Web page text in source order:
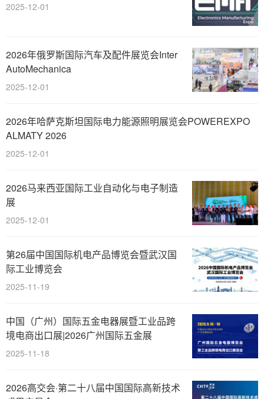
2025-12-01
2026年俄罗斯国际汽车及配件展览会Inter
AutoMechanica
2025-12-01
2026年哈萨克斯坦国际电力能源照明展览会POWEREXPO
ALMATY 2026
2025-12-01
2026马来西亚国际工业自动化与电子制造
展
2025-12-01
第26届中国国际机电产品博览会暨武汉国
际工业博览会
2025-11-19
中国（广州）国际五金电器展暨工业品跨
境电商出口展|2026广州国际五金展
2025-11-18
2026高交会·第二十八届中国国际高新技术